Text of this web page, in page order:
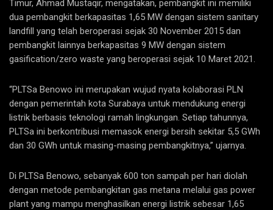
Timur, Ahmad Mustaqir, mengatakan, pembangkit ini memiliki
dua pembangkit berkapasitas 1,65 MW dengan sistem sanitary
landfill yang telah beroperasi sejak 30 November 2015 dan
pembangkit lainnya berkapasitas 9 MW dengan sistem
gasification/zero waste yang beroperasi sejak 10 Maret 2021.
“PLTSa Benowo ini merupakan wujud nyata kolaborasi PLN
dengan pemerintah kota Surabaya untuk mendukung energi
listrik berbasis teknologi ramah lingkungan. Setiap tahunnya,
PLTSa ini berkontribusi memasok energi bersih sekitar 5,5 GWh
dan 30 GWh untuk masing-masing pembangkitnya,” ujarnya.
Di PLTSa Benowo, sebanyak 600 ton sampah per hari diolah
dengan metode pembangkitan gas metana melalui gas power
plant yang mampu menghasilkan energi listrik sebesar 1,65